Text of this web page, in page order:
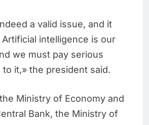
a valid issue, and it
Artificial intelligence is our
we must pay serious
it,» the president said.
Ministry of Economy and
Bank, the Ministry of